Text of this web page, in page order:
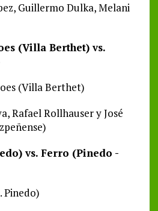
Guillermo Dulka, Melani
(Villa Berthet) vs.
(Villa Berthet)
Rafael Rollhauser y José
vs. Ferro (Pinedo -
Pinedo)